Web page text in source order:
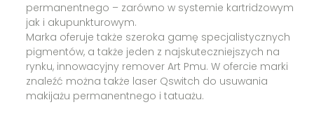
permanentnego – zarówno w systemie kartridzowym
jak i akupunkturowym.
Marka oferuje także szeroka gamę specjalistycznych
pigmentów, a także jeden z najskuteczniejszych na
rynku, innowacyjny remover Art Pmu. W ofercie marki
znaleźć można także laser Qswitch do usuwania
makijażu permanentnego i tatuażu.